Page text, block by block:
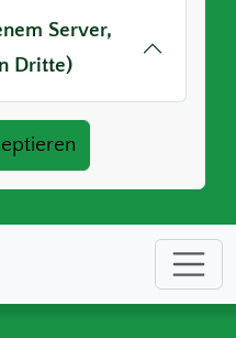
Server,
Dritte)